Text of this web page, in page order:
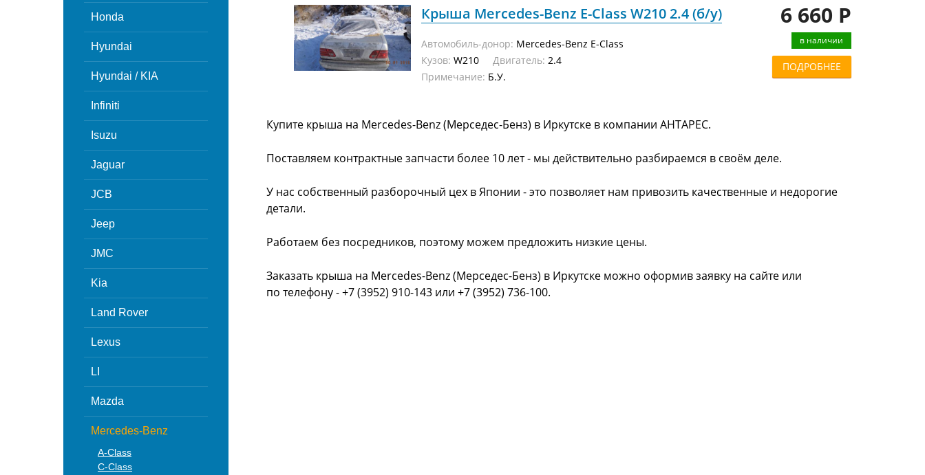
Honda
Hyundai
Hyundai / KIA
Infiniti
Isuzu
Jaguar
JCB
Jeep
JMC
Kia
Land Rover
Lexus
LI
Mazda
Mercedes-Benz
A-Class
C-Class
Крыша Mercedes-Benz E-Class W210 2.4 (б/у)
Автомобиль-донор: Mercedes-Benz E-Class
Кузов: W210 Двигатель: 2.4
Примечание: Б.У.
6 660 Р
в наличии
ПОДРОБНЕЕ
Купите крыша на Mercedes-Benz (Мерседес-Бенз) в Иркутске в компании АНТАРЕС.
Поставляем контрактные запчасти более 10 лет - мы действительно разбираемся в своём деле.
У нас собственный разборочный цех в Японии - это позволяет нам привозить качественные и недорогие
детали.
Работаем без посредников, поэтому можем предложить низкие цены.
Заказать крыша на Mercedes-Benz (Мерседес-Бенз) в Иркутске можно оформив заявку на сайте или
по телефону - +7 (3952) 910-143 или +7 (3952) 736-100.